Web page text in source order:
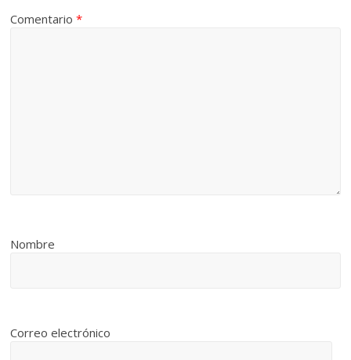
Comentario*
Nombre
Correo electrónico